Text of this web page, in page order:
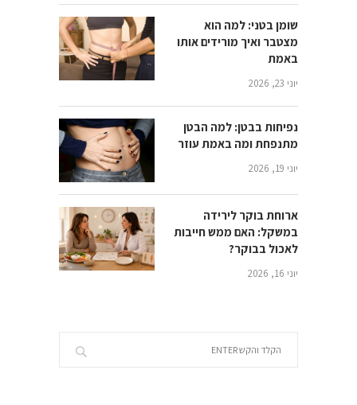
שומן בטני: למה הוא
מצטבר ואיך מורידים אותו
באמת
יוני 23, 2026
נפיחות בבטן: למה הבטן
מתנפחת ומה באמת עוזר
יוני 19, 2026
ארוחת בוקר לירידה
במשקל: האם ממש חייבות
לאכול בבוקר?
יוני 16, 2026